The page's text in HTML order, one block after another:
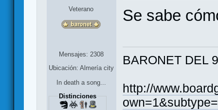
Veterano
Mensajes: 2308
Ubicación: Almería city
In death a song...
Distinciones
Se sabe
BARONET DEL
http://